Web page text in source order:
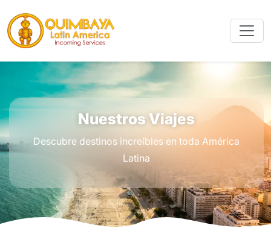
Nuestros Viajes
Descubre destinos increíbles en toda América
Latina